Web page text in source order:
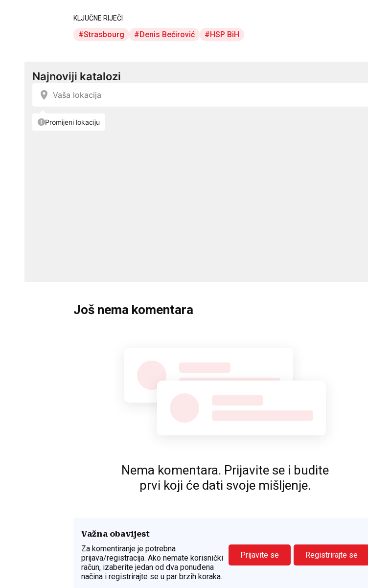
KLJUČNE RIJEČI
Strasbourg Denis Bećirović HSP BiH
Još nema komentara
Nema komentara. Prijavite se i budite
prvi koji će dati svoje mišljenje.
Važna obavijest
Za komentiranje je potrebna
prijava/registracija. Ako nemate korisnički
račun, izaberite jedan od dva ponuđena
načina i registrirajte se u par brzih koraka.
Prijavite se Registrirajte se